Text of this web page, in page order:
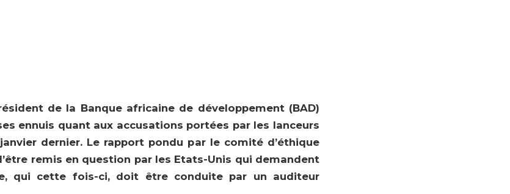
de la Banque africaine de développement (BAD)
ennuis quant aux accusations portées par les lanceurs
dernier. Le rapport pondu par le comité d’éthique
remis en question par les Etats-Unis qui demandent
qui cette fois-ci, doit être conduite par un auditeur